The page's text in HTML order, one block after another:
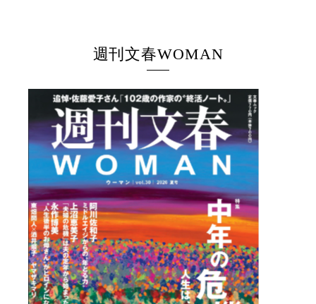
週刊文春WOMAN